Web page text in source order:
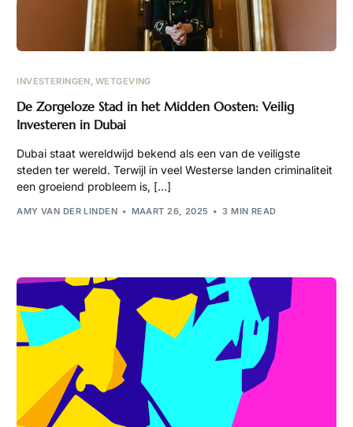
INVESTERINGEN WETGEVING
De Zorgeloze Stad in het Midden Oosten: Veilig
Investeren in Dubai
Dubai staat wereldwijd bekend als een van de veiligste
steden ter wereld. Terwijl in veel Westerse landen criminaliteit
een groeiend probleem is, […]
AMY VAN DER LINDEN MAART 26, 2025 3 MIN READ